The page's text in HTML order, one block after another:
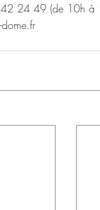
24 49 (de 10h à